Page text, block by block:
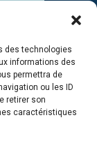
des technologies
informations des
permettra de
ou les ID
retirer son
caractéristiques